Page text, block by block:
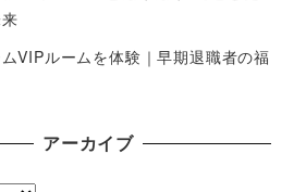
VIPルームを体験｜早期退職者の福
アーカイブ